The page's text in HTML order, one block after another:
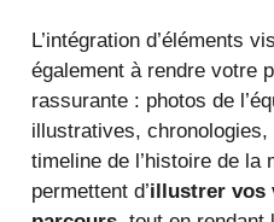
L’intégration d’éléments
également à rendre votre
rassurante : photos de
illustratives, chronologies,
timeline de l’histoire de la
permettent d’illustrer vos